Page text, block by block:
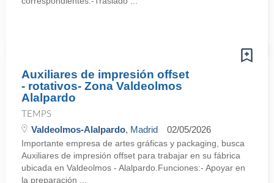
Auxiliares de impresión offset
- rotativos- Zona Valdeolmos
Alalpardo
TEMPS
Valdeolmos-Alalpardo, Madrid 02/05/2026
Importante empresa de artes gráficas y packaging, busca
Auxiliares de impresión offset para trabajar en su fábrica
ubicada en Valdeolmos - Alalpardo.Funciones:- Apoyar en
la preparación ...